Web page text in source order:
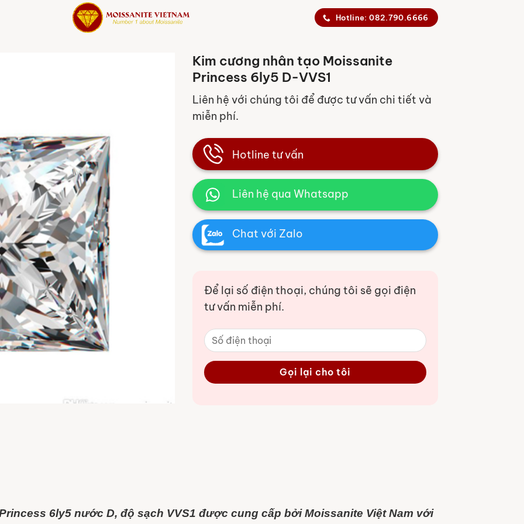
Hotline: 082.790.6666
Kim cương nhân tạo Moissanite
Princess 6ly5 D-VVS1
Liên hệ với chúng tôi để được tư vấn chi tiết và
miễn phí.
Hotline tư vấn
Liên hệ qua Whatsapp
Chat với Zalo
Để lại số điện thoại, chúng tôi sẽ gọi điện
tư vấn miễn phí.
6ly5 nước D, độ sạch VVS1 được cung cấp bởi Moissanite Việt Nam với